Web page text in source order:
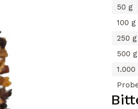
50 g
100 g
250 g
500 g
1.000